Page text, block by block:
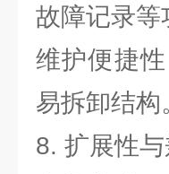
故障记录等
维护便捷
易拆卸结构
8. 扩展性